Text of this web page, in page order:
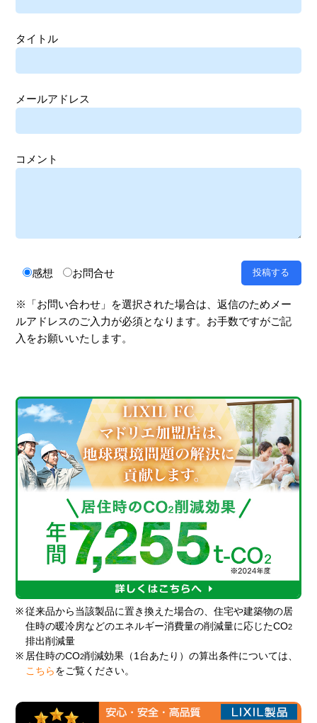
タイトル
メールアドレス
コメント
感想 お問合せ
※「お問い合わせ」を選択された場合は、返信のためメー
ルアドレスのご入力が必須となります。お手数ですがご記
入をお願いいたします。
※ 従来品から当該製品に置き換えた場合の、住宅や建築物の居
住時の暖冷房などのエネルギー消費量の削減量に応じたCO2
排出削減量
※ 居住時のCO2削減効果（1台あたり）の算出条件については、
こちら をご覧ください。